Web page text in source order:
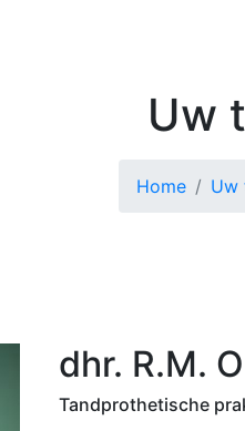
Uw
Home Uw
dhr. R.M.
Tandprothetische